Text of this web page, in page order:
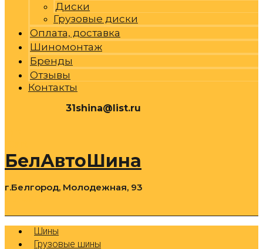
Диски
Грузовые диски
Оплата, доставка
Шиномонтаж
Бренды
Отзывы
Контакты
31shina@list.ru
БелАвтоШина
г.Белгород, Молодежная, 93
Шины
Грузовые шины